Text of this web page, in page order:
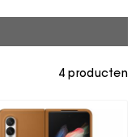
4 producten